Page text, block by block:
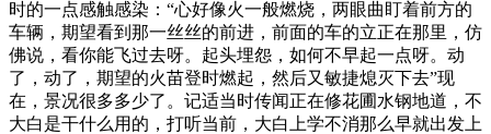
时的一点感触感染：“心好像火一般燃烧，两眼曲盯着前方的
车辆，期望看到那一丝丝的前进，前面的车的立正在那里，仿
佛说，看你能飞过去呀。起头埋怨，如何不早起一点呀。动
了，动了，期望的火苗登时燃起，然后又敏捷熄灭下去”现
在，景况很多多少了。记适当时传闻正在修花圃水钢地道，不
大白是干什么用的，打听当前，大白上学不消那么早就出发上